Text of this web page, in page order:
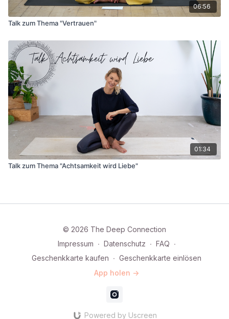
06:56
Talk zum Thema "Vertrauen"
01:34
Talk zum Thema "Achtsamkeit wird Liebe"
© 2026 The Deep Connection
Impressum ∙ Datenschutz ∙ FAQ ∙
Geschenkkarte kaufen ∙ Geschenkkarte einlösen
App holen ->
Powered by Uscreen